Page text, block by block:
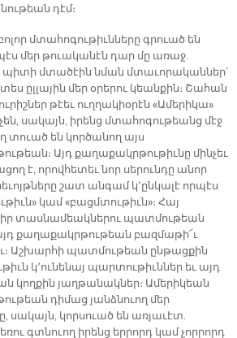
դէմ։
մտահոգութիւնները գրուած են
մեր թուականէն դար մը առաջ.
պիտի մտածէին նման մտաւորականներ՝
ըլլային մեր օրերու կեանքին։ Շահան
թէեւ ուղղակիօրէն «Ամերիկա»
սակայն, իրենց մտահոգութեանց մէջ
տուած են կործանող այս
Այդ քաղաքակրթութիւնը մինչեւ
է, որովհետեւ նոր սերունդը անոր
շատ անգամ կ՚ընկալէ որպէս
կամ «բացմտութիւն»։ Հայ
իր տասնամեակներու պատմութեան
քաղաքակրթութեան բազմաթի՜ւ
Աշխարհի պատմութեան ընթացքին
կ՚ունենայ պարտութիւններ եւ այդ
կողքին յաղթանակներ։ Ամերիկեան
դիմաց յանձնուող մեր
սակայն, կորսուած են առյաւէտ.
գտնուող իրենց երրորդ կամ չորրորդ